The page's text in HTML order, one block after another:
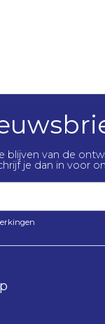
blijven van de
je dan in voor